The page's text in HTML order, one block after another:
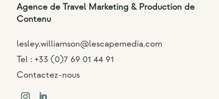
Agence de Travel Marketing & Production de
Contenu
lesley.williamson@lescapemedia.com
Tel : +33 (0)7 69 01 44 91
Contactez-nous